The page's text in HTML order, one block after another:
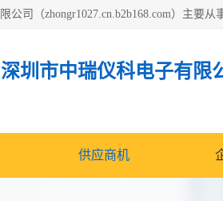
深圳市中瑞仪科电子有限
供应商机